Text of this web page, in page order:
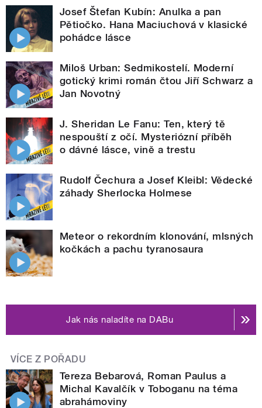
Josef Štefan Kubín: Anulka a pan
Pětiočko. Hana Maciuchová v klasické
pohádce lásce
Miloš Urban: Sedmikostelí. Moderní
gotický krimi román čtou Jiří Schwarz a
Jan Novotný
J. Sheridan Le Fanu: Ten, který tě
nespouští z očí. Mysteriózní příběh
o dávné lásce, vině a trestu
Rudolf Čechura a Josef Kleibl: Vědecké
záhady Sherlocka Holmese
Meteor o rekordním klonování, mlsných
kočkách a pachu tyranosaura
Jak nás naladíte na DABu
VÍCE Z POŘADU
Tereza Bebarová, Roman Paulus a
Michal Kavalčík v Toboganu na téma
abrahámoviny